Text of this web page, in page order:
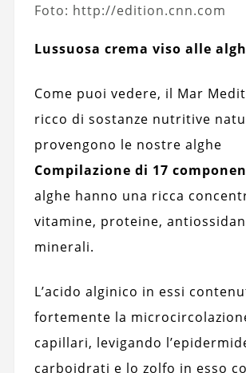
Foto: http://edition.cnn.com
Lussuosa crema viso alle
Come puoi vedere, il Mar
ricco di sostanze nutritive
provengono le nostre alghe
Compilazione di 17
alghe hanno una ricca
vitamine, proteine,
minerali.
L’acido alginico in essi
fortemente la
capillari, levigando
carboidrati e lo zolfo in esso